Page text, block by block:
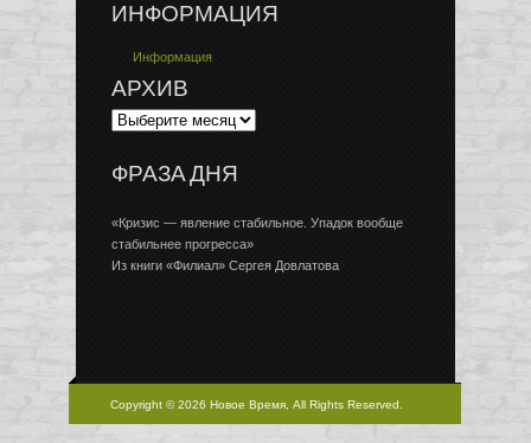
ИНФОРМАЦИЯ
Информация
АРХИВ
ФРАЗА ДНЯ
«Кризис — явление стабильное. Упадок вообще
стабильнее прогресса»
Из книги «Филиал» Сергея Довлатова
Copyright © 2026 Новое Время, All Rights Reserved.